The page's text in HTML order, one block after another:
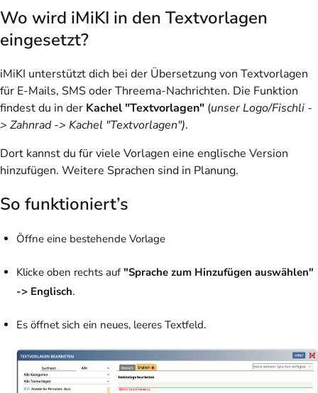
Wo wird iMiKI in den Textvorlagen
eingesetzt?
iMiKI unterstützt dich bei der Übersetzung von Textvorlagen
für E-Mails, SMS oder Threema-Nachrichten. Die Funktion
findest du in der Kachel "Textvorlagen" (unser Logo/Fischli -
> Zahnrad -> Kachel "Textvorlagen").
Dort kannst du für viele Vorlagen eine englische Version
hinzufügen. Weitere Sprachen sind in Planung.
So funktioniert’s
Öffne eine bestehende Vorlage
Klicke oben rechts auf "Sprache zum Hinzufügen auswählen"
-> Englisch.
Es öffnet sich ein neues, leeres Textfeld.